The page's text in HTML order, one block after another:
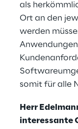
als
Ort an den
werden
somit für alle
Herr
interessante